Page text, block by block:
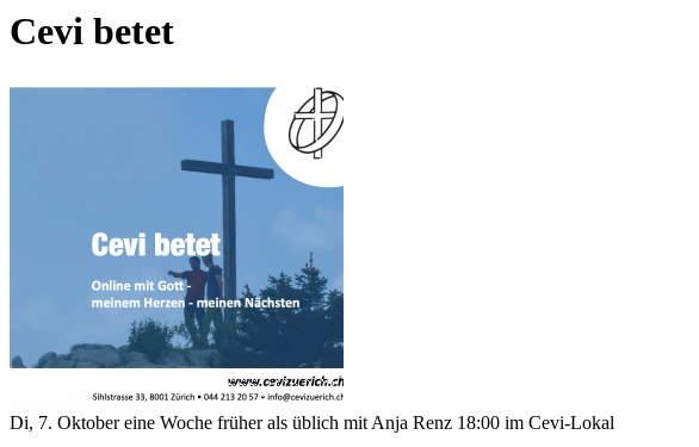
Cevi betet
Di, 7. Oktober eine Woche früher als üblich mit Anja Renz 18:00 im Cevi-Lokal